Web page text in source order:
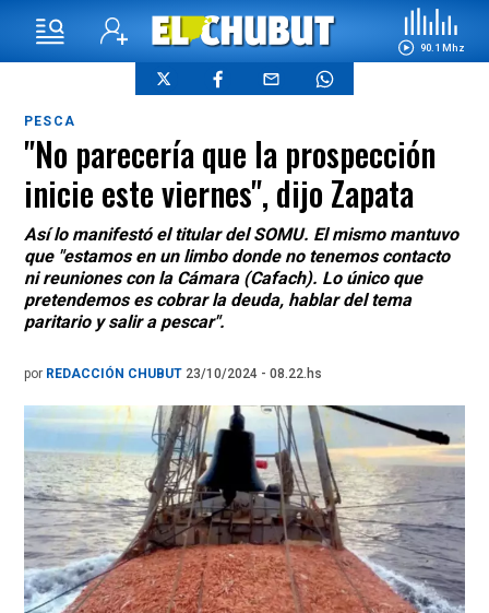
90.1 Mhz
PESCA
"No parecería que la prospección
inicie este viernes", dijo Zapata
Así lo manifestó el titular del SOMU. El mismo mantuvo
que "estamos en un limbo donde no tenemos contacto
ni reuniones con la Cámara (Cafach). Lo único que
pretendemos es cobrar la deuda, hablar del tema
paritario y salir a pescar".
por REDACCIÓN CHUBUT 23/10/2024 - 08.22.hs